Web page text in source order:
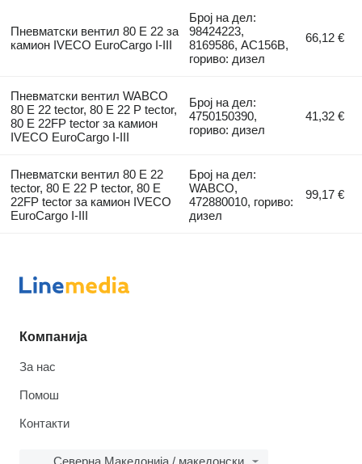
Пневматски вентил 80 E 22 за
камион IVECO EuroCargo I-III
Број на дел:
98424223,
8169586, AC156B,
гориво: дизел
66,12 €
Пневматски вентил WABCO
80 E 22 tector, 80 E 22 P tector,
80 E 22FP tector за камион
IVECO EuroCargo I-III
Број на дел:
4750150390,
гориво: дизел
41,32 €
Пневматски вентил 80 E 22
tector, 80 E 22 P tector, 80 E
22FP tector за камион IVECO
EuroCargo I-III
Број на дел:
WABCO,
472880010, гориво:
дизел
99,17 €
Компанија
За нас
Помош
Контакти
Северна Македонија / македонски